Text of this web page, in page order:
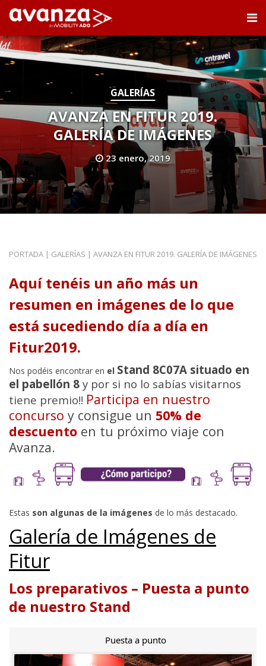
GALERÍAS
AVANZA EN FITUR 2019.
GALERÍA DE IMÁGENES
23 enero, 2019
PORTADA | GALERÍAS | AVANZA EN FITUR 2019. GALERÍA DE IMÁGENES
Aquí tenéis un año más un
resumen en imágenes de lo que
está sucediendo día a día en
Fitur2019.
Nos podéis encontrar en el Stand 8C07A situado en
el pabellón 8 y por si no lo sabías visitarnos
tiene premio!! Participa en nuestro
concurso y consigue un 50% de
descuento en tu próximo viaje con
Avanza.
Estas son algunas de la imágenes de lo más destacado.
Galería de Imágenes de
Fitur
Los preparativos – Puesta a punto
de nuestro Stand
Puesta a punto